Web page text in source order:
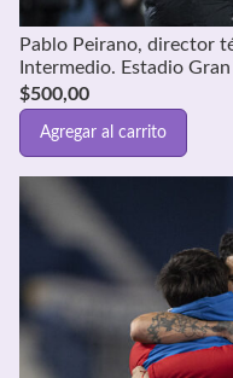
Pablo Peirano, director
Intermedio. Estadio
$500,00
Agregar al carrito